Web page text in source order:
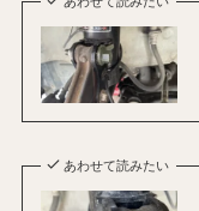
あわせて読みたい